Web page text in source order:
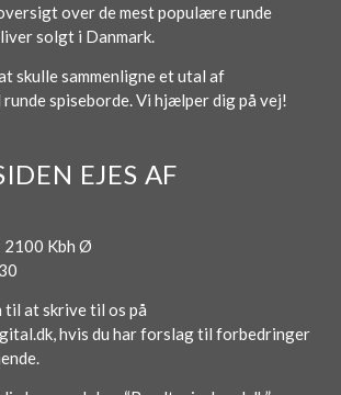
over de mest populære runde
solgt i Danmark.
skulle sammenligne et utal af
runde spiseborde. Vi hjælper dig på vej!
EJES AF
2100 Kbh Ø
til at skrive til os på
hvis du har forslag til forbedringer